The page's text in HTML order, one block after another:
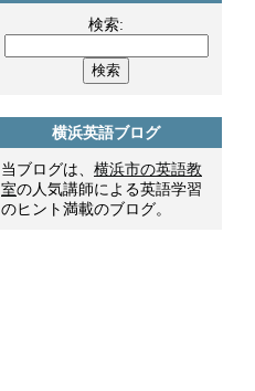
検索:
横浜英語ブログ
当ブログは、 横浜市の英語教
室の人気講師による英語学習
のヒント満載のブログ。